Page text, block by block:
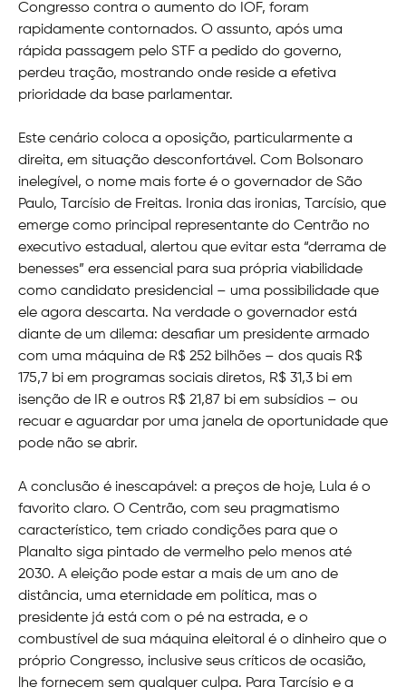
Congresso contra o aumento do IOF, foram
rapidamente contornados. O assunto, após uma
rápida passagem pelo STF a pedido do governo,
perdeu tração, mostrando onde reside a efetiva
prioridade da base parlamentar.
Este cenário coloca a oposição, particularmente a
direita, em situação desconfortável. Com Bolsonaro
inelegível, o nome mais forte é o governador de São
Paulo, Tarcísio de Freitas. Ironia das ironias, Tarcísio, que
emerge como principal representante do Centrão no
executivo estadual, alertou que evitar esta “derrama de
benesses” era essencial para sua própria viabilidade
como candidato presidencial – uma possibilidade que
ele agora descarta. Na verdade o governador está
diante de um dilema: desafiar um presidente armado
com uma máquina de R$ 252 bilhões – dos quais R$
175,7 bi em programas sociais diretos, R$ 31,3 bi em
isenção de IR e outros R$ 21,87 bi em subsídios – ou
recuar e aguardar por uma janela de oportunidade que
pode não se abrir.
A conclusão é inescapável: a preços de hoje, Lula é o
favorito claro. O Centrão, com seu pragmatismo
característico, tem criado condições para que o
Planalto siga pintado de vermelho pelo menos até
2030. A eleição pode estar a mais de um ano de
distância, uma eternidade em política, mas o
presidente já está com o pé na estrada, e o
combustível de sua máquina eleitoral é o dinheiro que o
próprio Congresso, inclusive seus críticos de ocasião,
lhe fornecem sem qualquer culpa. Para Tarcísio e a